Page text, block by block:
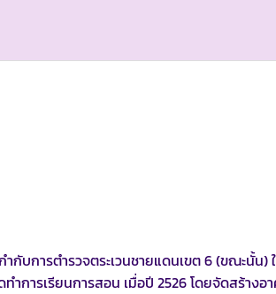
บการตำรวจตระเวนชายแดนเขต 6 (ขณะนั้น)
การเรียนการสอน เมื่อปี 2526 โดยจัดสร้างอ